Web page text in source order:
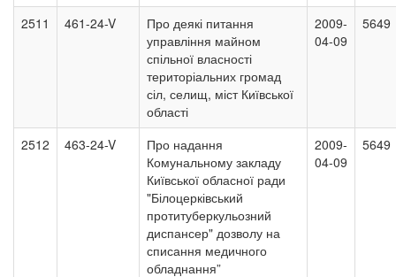
2511 461-24-V
Про деякі питання
управління майном
спільної власності
територіальних громад
сіл, селищ, міст Київської
області
2009-
04-09
5649
2512 463-24-V
Про надання
Комунальному закладу
Київської обласної ради
"Білоцерківський
протитуберкульозний
диспансер" дозволу на
списання медичного
обладнання”
2009-
04-09
5649